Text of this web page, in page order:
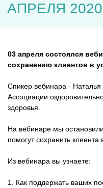
АПРЕЛЯ 2020
03 апреля состоялся
сохранению клиентов в
Спикер вебинара - Наталья
Ассоциации
здоровья.
На вебинаре мы
помогут сохранить
Из вебинара вы узнаете:
1. Как поддержать ваших